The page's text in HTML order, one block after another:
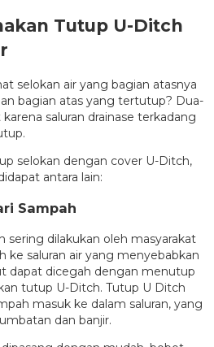
Tutup U-Ditch
selokan air yang bagian atasnya
bagian atas yang tertutup? Dua-
saluran drainase terkadang
selokan dengan cover U-Ditch,
antara lain:
Sampah
sering dilakukan oleh masyarakat
ke saluran air yang menyebabkan
dapat dicegah dengan menutup
tutup U-Ditch. Tutup U Ditch
masuk ke dalam saluran, yang
dan banjir.